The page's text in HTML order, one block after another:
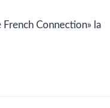
French Connection» la